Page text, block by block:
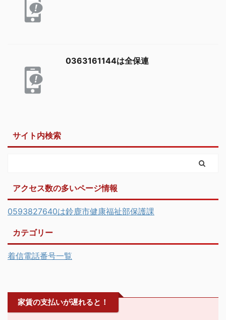
0363161144は全保連
サイト内検索
アクセス数の多いページ情報
0593827640は鈴鹿市健康福祉部保護課
カテゴリー
着信電話番号一覧
家賃の支払いが遅れると！